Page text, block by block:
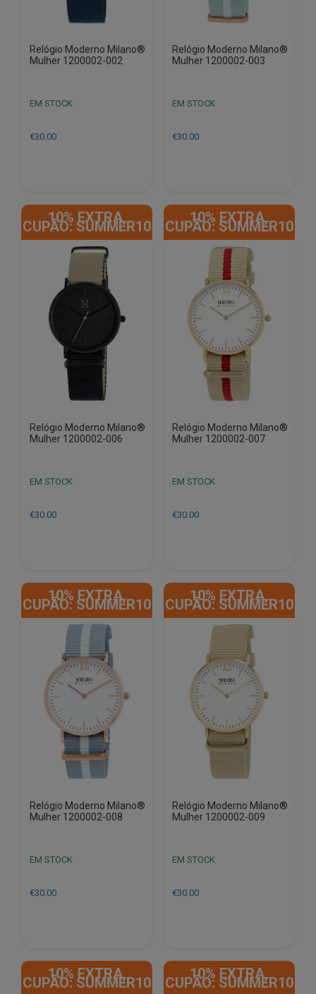
Relógio Moderno Milano®
Mulher 1200002-002
EM STOCK
€30.00
Relógio Moderno Milano®
Mulher 1200002-003
EM STOCK
€30.00
10% EXTRA,
CUPÃO: SUMMER10
Relógio Moderno Milano®
Mulher 1200002-006
EM STOCK
€30.00
10% EXTRA,
CUPÃO: SUMMER10
Relógio Moderno Milano®
Mulher 1200002-007
EM STOCK
€30.00
10% EXTRA,
CUPÃO: SUMMER10
Relógio Moderno Milano®
Mulher 1200002-008
EM STOCK
€30.00
10% EXTRA,
CUPÃO: SUMMER10
Relógio Moderno Milano®
Mulher 1200002-009
EM STOCK
€30.00
10% EXTRA,
CUPÃO: SUMMER10
10% EXTRA,
CUPÃO: SUMMER10